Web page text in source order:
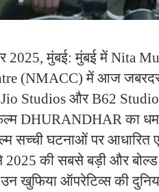
2025, मुंबई: मुंबई में Nita
(NMACC) में आज
Jio Studios और B62
DHURANDHAR का
सच्ची घटनाओं पर
की सबसे बड़ी और बोल्ड
खुफिया ऑपरेटिव्स की